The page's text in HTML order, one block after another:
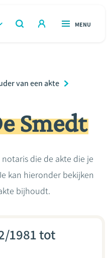
OPEN
ZOEKEN
OPEN
MENU
van een akte
Smedt
die de akte die je
kan hieronder bekijken
bijhoudt.
1981 tot